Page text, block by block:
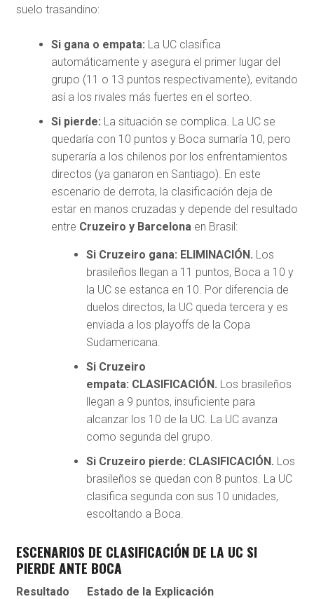
suelo trasandino:
Si gana o empata: La UC clasifica
automáticamente y asegura el primer lugar del
grupo (11 o 13 puntos respectivamente), evitando
así a los rivales más fuertes en el sorteo.
Si pierde: La situación se complica. La UC se
quedaría con 10 puntos y Boca sumaría 10, pero
superaría a los chilenos por los enfrentamientos
directos (ya ganaron en Santiago). En este
escenario de derrota, la clasificación deja de
estar en manos cruzadas y depende del resultado
entre Cruzeiro y Barcelonaen Brasil:
Si Cruzeiro gana: ELIMINACIÓN. Los
brasileños llegan a 11 puntos, Boca a 10 y
la UC se estanca en 10. Por diferencia de
duelos directos, la UC queda tercera y es
enviada a los playoffs de la Copa
Sudamericana.
Si Cruzeiro
empata: CLASIFICACIÓN. Los brasileños
llegan a 9 puntos, insuficiente para
alcanzar los 10 de la UC. La UC avanza
como segunda del grupo.
Si Cruzeiro pierde: CLASIFICACIÓN. Los
brasileños se quedan con 8 puntos. La UC
clasifica segunda con sus 10 unidades,
escoltando a Boca.
ESCENARIOS DE CLASIFICACIÓN DE LA UC SI
PIERDE ANTE BOCA
Resultado
Estado de la Explicación